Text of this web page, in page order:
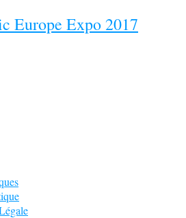
Europe Expo 2017